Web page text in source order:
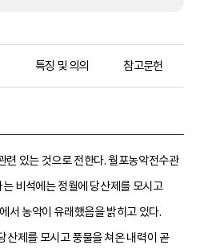
특징 및 의의 참고문헌
련 있는 것으로 전한다. 월포농악전수관
는 비석에는 정월에 당산제를 모시고
서 농악이 유래했음을 밝히고 있다.
산제를 모시고 풍물을 쳐온 내력이 곧